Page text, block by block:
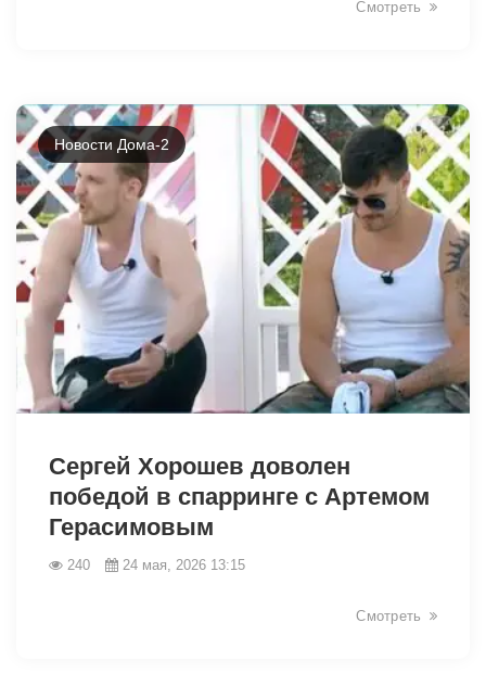
Смотреть
Новости Дома-2
Сергей Хорошев доволен
победой в спарринге с Артемом
Герасимовым
240 24 мая, 2026 13:15
Смотреть